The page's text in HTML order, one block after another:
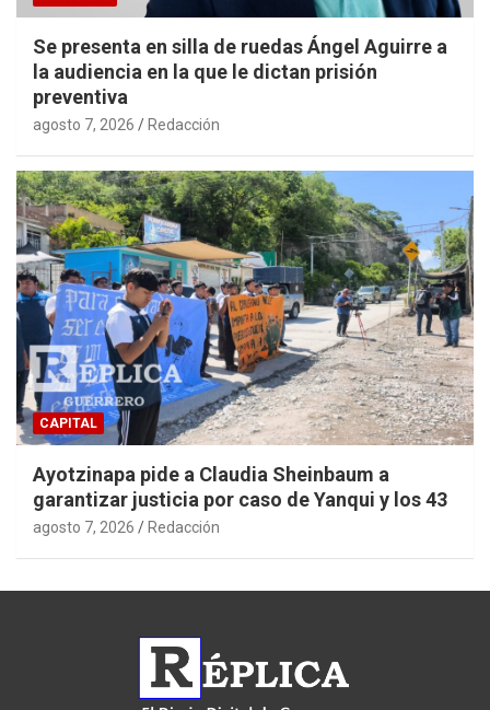
Se presenta en silla de ruedas Ángel Aguirre a
la audiencia en la que le dictan prisión
preventiva
agosto 7, 2026 Redacción
CAPITAL
Ayotzinapa pide a Claudia Sheinbaum a
garantizar justicia por caso de Yanqui y los 43
agosto 7, 2026 Redacción